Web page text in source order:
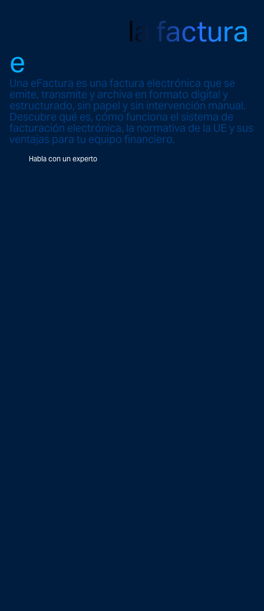
la factura
e
Una eFactura es una factura electrónica que se
emite, transmite y archiva en formato digital y
estructurado, sin papel y sin intervención manual.
Descubre qué es, cómo funciona el sistema de
facturación electrónica, la normativa de la UE y sus
ventajas para tu equipo financiero.
Habla con un experto